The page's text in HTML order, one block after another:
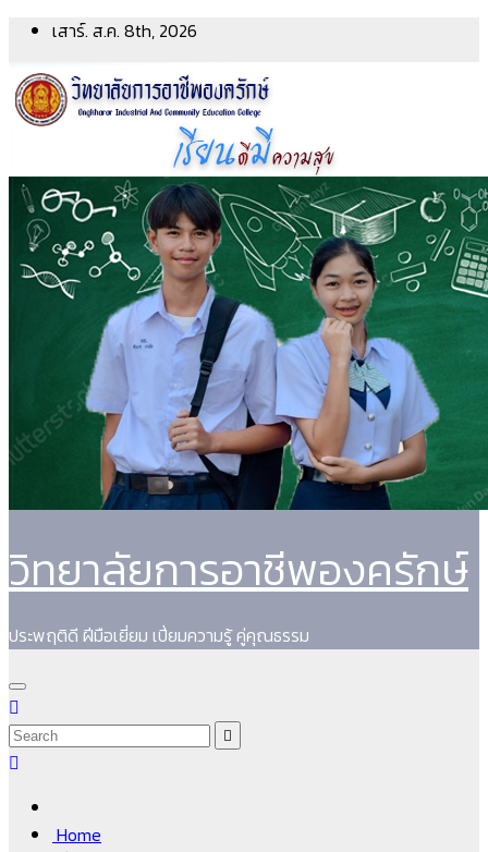
Skip
content
เสาร์. ส.ค. 8th, 2026
วิทยาลัยการอาชีพองครักษ์
ประพฤติดี ฝีมือเยี่ยม เปี่ยมความรู้ คู่คุณธรรม
Home